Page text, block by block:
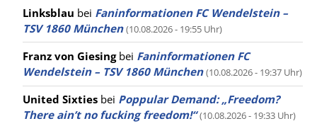
Linksblau bei Faninformationen FC Wendelstein –
TSV 1860 München (10.08.2026 - 19:55 Uhr)
Franz von Giesingbei Faninformationen FC
Wendelstein – TSV 1860 München (10.08.2026 - 19:37 Uhr)
United Sixties bei Poppular Demand: „Freedom?
There ain’t no fucking freedom!“ (10.08.2026 - 19:33 Uhr)